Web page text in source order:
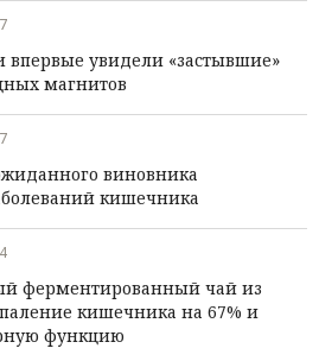
впервые увидели «застывшие»
магнитов
виновника
кишечника
ферментированный чай из
кишечника на 67% и
функцию